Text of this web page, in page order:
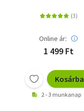
Online ár:
1 499 Ft
Kosárba
2 - 3 munkanap